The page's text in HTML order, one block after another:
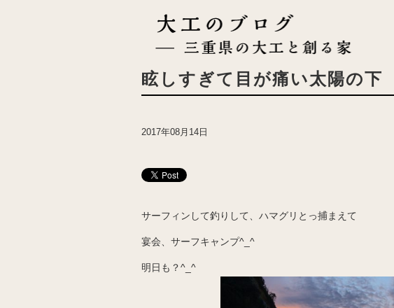
眩しすぎて目が痛い太陽の下
2017年08月14日
サーフィンして釣りして、ハマグリとっ捕まえて
宴会、サーフキャンプ^_^
明日も？^_^